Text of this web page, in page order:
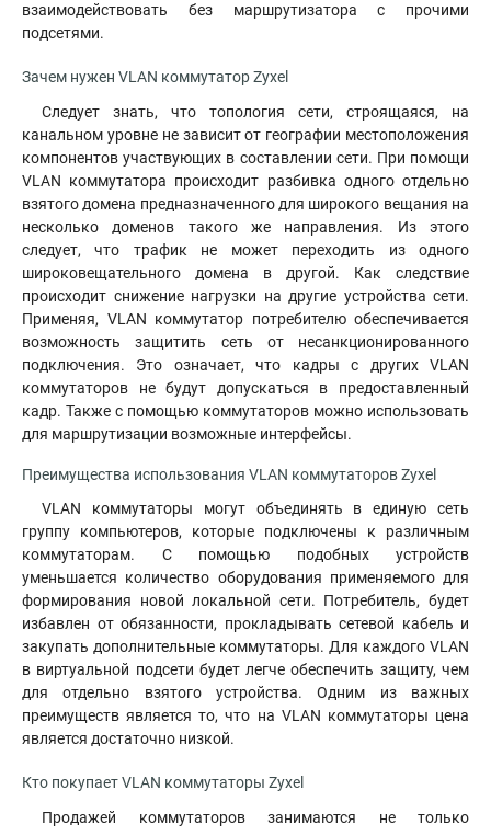
взаимодействовать без маршрутизатора с прочими
подсетями.
Зачем нужен VLAN коммутатор Zyxel
Следует знать, что топология сети, строящаяся, на
канальном уровне не зависит от географии местоположения
компонентов участвующих в составлении сети. При помощи
VLAN коммутатора происходит разбивка одного отдельно
взятого домена предназначенного для широкого вещания на
несколько доменов такого же направления. Из этого
следует, что трафик не может переходить из одного
широковещательного домена в другой. Как следствие
происходит снижение нагрузки на другие устройства сети.
Применяя, VLAN коммутатор потребителю обеспечивается
возможность защитить сеть от несанкционированного
подключения. Это означает, что кадры с других VLAN
коммутаторов не будут допускаться в предоставленный
кадр. Также с помощью коммутаторов можно использовать
для маршрутизации возможные интерфейсы.
Преимущества использования VLAN коммутаторов Zyxel
VLAN коммутаторы могут объединять в единую сеть
группу компьютеров, которые подключены к различным
коммутаторам. С помощью подобных устройств
уменьшается количество оборудования применяемого для
формирования новой локальной сети. Потребитель, будет
избавлен от обязанности, прокладывать сетевой кабель и
закупать дополнительные коммутаторы. Для каждого VLAN
в виртуальной подсети будет легче обеспечить защиту, чем
для отдельно взятого устройства. Одним из важных
преимуществ является то, что на VLAN коммутаторы цена
является достаточно низкой.
Кто покупает VLAN коммутаторы Zyxel
Продажей коммутаторов занимаются не только